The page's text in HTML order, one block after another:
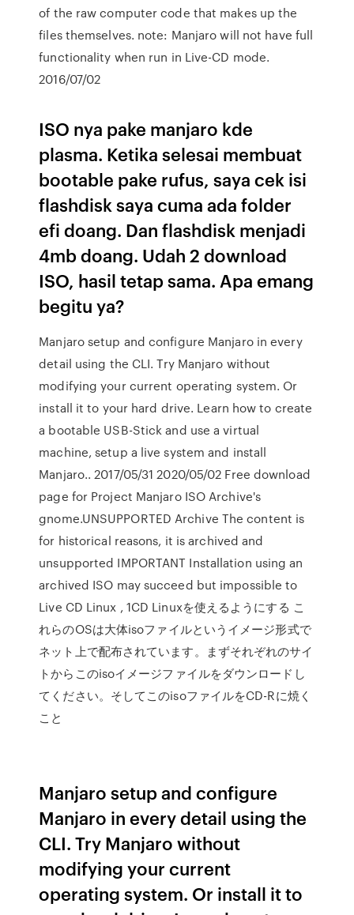
of the raw computer code that makes up the
files themselves. note: Manjaro will not have full
functionality when run in Live-CD mode.
2016/07/02
ISO nya pake manjaro kde
plasma. Ketika selesai membuat
bootable pake rufus, saya cek isi
flashdisk saya cuma ada folder
efi doang. Dan flashdisk menjadi
4mb doang. Udah 2 download
ISO, hasil tetap sama. Apa emang
begitu ya?
Manjaro setup and configure Manjaro in every
detail using the CLI. Try Manjaro without
modifying your current operating system. Or
install it to your hard drive. Learn how to create
a bootable USB-Stick and use a virtual
machine, setup a live system and install
Manjaro.. 2017/05/31 2020/05/02 Free download
page for Project Manjaro ISO Archive's
gnome.UNSUPPORTED Archive The content is
for historical reasons, it is archived and
unsupported IMPORTANT Installation using an
archived ISO may succeed but impossible to
Live CD Linux , 1CD Linuxを使えるようにする こ
れらのOSは大体isoファイルというイメージ形式で
ネット上で配布されています。まずそれぞれのサイ
トからこのisoイメージファイルをダウンロードし
てください。そしてこのisoファイルをCD-Rに焼く
こと
Manjaro setup and configure
Manjaro in every detail using the
CLI. Try Manjaro without
modifying your current
operating system. Or install it to